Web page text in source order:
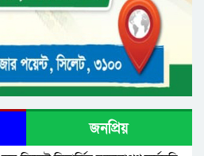
জনপ্রিয়